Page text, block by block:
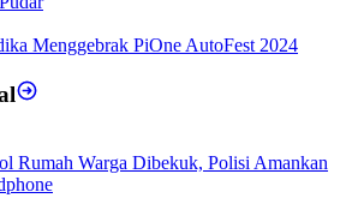
Menggebrak PiOne AutoFest 2024
Rumah Warga Dibekuk, Polisi Amankan